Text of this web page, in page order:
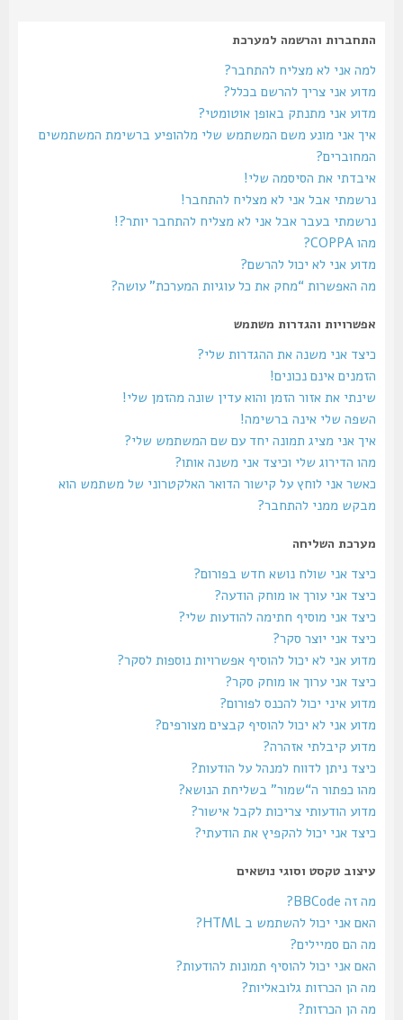
התחברות והרשמה למערכת
למה אני לא מצליח להתחבר?
מדוע אני צריך להרשם בכלל?
מדוע אני מתנתק באופן אוטומטי?
איך אני מונע משם המשתמש שלי מלהופיע ברשימת המשתמשים
המחוברים?
איבדתי את הסיסמה שלי!
נרשמתי אבל אני לא מצליח להתחבר!
נרשמתי בעבר אבל אני לא מצליח להתחבר יותר?!
מדוע אני לא יכול להרשם?
מה האפשרות “מחק את כל עוגיות המערכת” עושה?
אפשרויות והגדרות משתמש
כיצד אני משנה את ההגדרות שלי?
הזמנים אינם נכונים!
שינתי את אזור הזמן והוא עדין שונה מהזמן שלי!
השפה שלי אינה ברשימה!
איך אני מציג תמונה יחד עם שם המשתמש שלי?
מהו הדירוג שלי וכיצד אני משנה אותו?
כאשר אני לוחץ על קישור הדואר האלקטרוני של משתמש הוא
מבקש ממני להתחבר?
מערכת השליחה
כיצד אני שולח נושא חדש בפורום?
כיצד אני עורך או מוחק הודעה?
כיצד אני מוסיף חתימה להודעות שלי?
כיצד אני יוצר סקר?
מדוע אני לא יכול להוסיף אפשרויות נוספות לסקר?
כיצד אני ערוך או מוחק סקר?
מדוע איני יכול להכנס לפורום?
מדוע אני לא יכול להוסיף קבצים מצורפים?
מדוע קיבלתי אזהרה?
כיצד ניתן לדווח למנהל על הודעות?
מהו כפתור ה“שמור” בשליחת הנושא?
מדוע הודעותי צריכות לקבל אישור?
כיצד אני יכול להקפיץ את הודעתי?
עיצוב טקסט וסוגי נושאים
מה זה BBCode?
האם אני יכול להשתמש ב HTML?
מה הם סמיילים?
האם אני יכול להוסיף תמונות להודעות?
מה הן הכרזות גלובאליות?
מה הן הכרזות?